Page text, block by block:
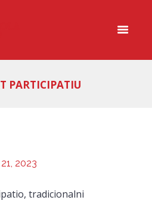
PARTICIPATIU
2023
tradicionalni